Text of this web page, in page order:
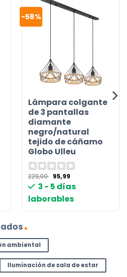
-58%
Lámpara colgante
de 3 pantallas
diamante
negro/natural
tejido de cáñamo
Globo Ulleu
229,99 El
precio
original
229,99 €.
95,99
actual
95,99 €.
3 - 5 días
laborables
ambiental
Iluminación de sala de estar